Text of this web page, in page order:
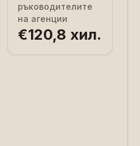
ръководителите
на агенции
€120,8 хил.